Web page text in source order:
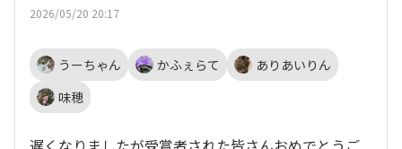
2026/05/20 20:17
うーちゃん かふぇらて
ありあいりん
味穂